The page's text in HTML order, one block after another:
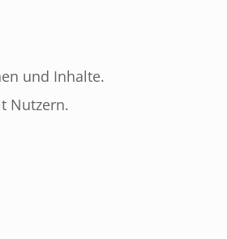
und Inhalte.
Nutzern.